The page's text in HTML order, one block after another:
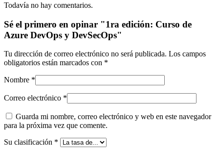
Todavía no hay comentarios.
Sé el primero en opinar "1ra edición: Curso de
Azure DevOps y DevSecOps"
Tu dirección de correo electrónico no será publicada. Los campos
obligatorios están marcados con *
Nombre *
Correo electrónico *
Guarda mi nombre, correo electrónico y web en este navegador
para la próxima vez que comente.
Su clasificación *